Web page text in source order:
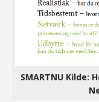
SMARTNU Kilde: